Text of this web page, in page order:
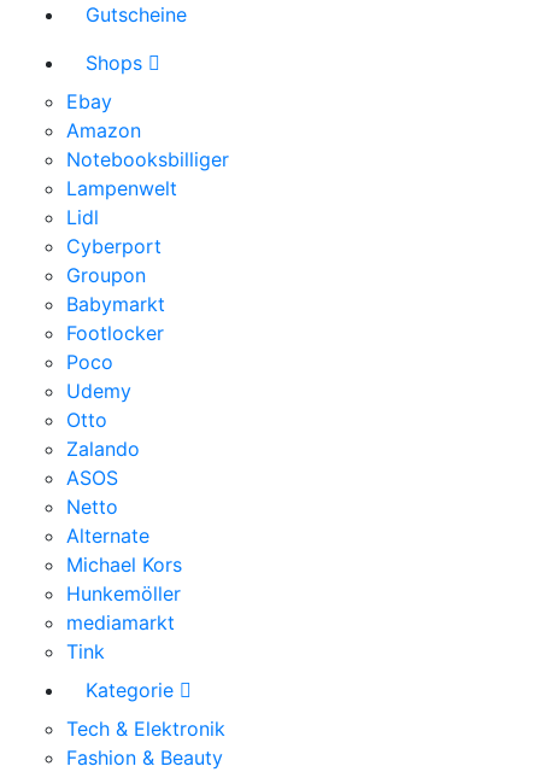
Gutscheine
Shops
Ebay
Amazon
Notebooksbilliger
Lampenwelt
Lidl
Cyberport
Groupon
Babymarkt
Footlocker
Poco
Udemy
Otto
Zalando
ASOS
Netto
Alternate
Michael Kors
Hunkemöller
mediamarkt
Tink
Kategorie
Tech & Elektronik
Fashion & Beauty